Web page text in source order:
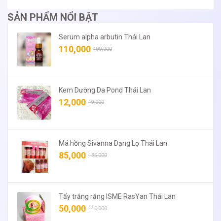
SẢN PHẨM NỔI BẬT
Serum alpha arbutin Thái Lan
110,000 199,000
Kem Dưỡng Da Pond Thái Lan
12,000 19,000
Má hồng Sivanna Dạng Lọ Thái Lan
85,000 135,000
Tẩy trắng răng ISME RasYan Thái Lan
50,000 140,000